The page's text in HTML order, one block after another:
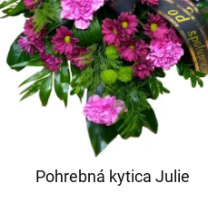
Pohrebná kytica Julie